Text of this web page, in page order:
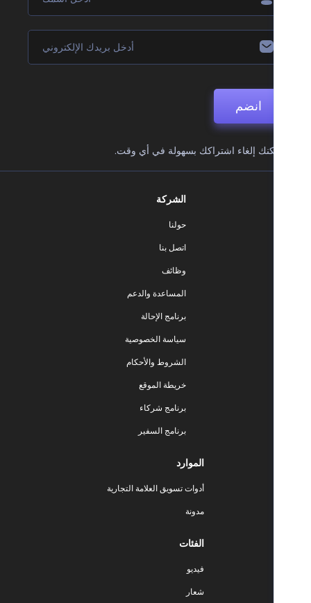
إلغاء اشتراكك بسهولة في أي وقت.
المساعدة والدعم
برنامج الإحالة
سياسة الخصوصية
الشروط والأحكام
خريطة الموقع
برنامج شركاء
برنامج السفير
أدوات تسويق العلامة التجارية